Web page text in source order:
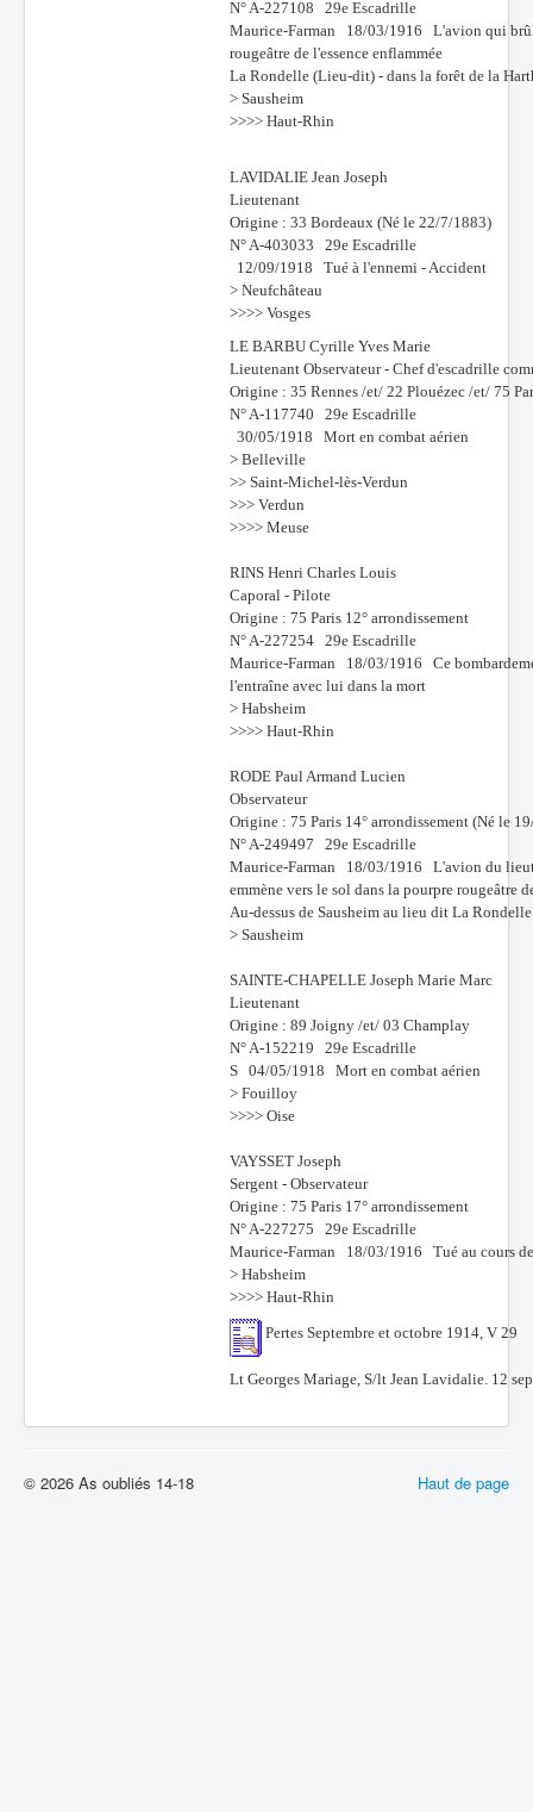
N° A-227108 29e Escadrille
Maurice-Farman 18/03/1916 L'avion qui
rougeâtre de l'essence enflammée
La Rondelle (Lieu-dit) - dans la forêt de la
> Sausheim
>>>> Haut-Rhin
LAVIDALIE Jean Joseph
Lieutenant
Origine : 33 Bordeaux (Né le 22/7/1883)
N° A-403033 29e Escadrille
12/09/1918 Tué à l'ennemi - Accident
> Neufchâteau
>>>> Vosges
LE BARBU Cyrille Yves Marie
Lieutenant Observateur - Chef d'escadrille
Origine : 35 Rennes /et/ 22 Plouézec /et/ 75
N° A-117740 29e Escadrille
30/05/1918 Mort en combat aérien
> Belleville
>> Saint-Michel-lès-Verdun
>>> Verdun
>>>> Meuse
RINS Henri Charles Louis
Caporal - Pilote
Origine : 75 Paris 12° arrondissement
N° A-227254 29e Escadrille
Maurice-Farman 18/03/1916 Ce
l'entraîne avec lui dans la mort
> Habsheim
>>>> Haut-Rhin
RODE Paul Armand Lucien
Observateur
Origine : 75 Paris 14° arrondissement (Né le
N° A-249497 29e Escadrille
Maurice-Farman 18/03/1916 L'avion du
emmène vers le sol dans la pourpre rougeâtre
Au-dessus de Sausheim au lieu dit La Rondelle
> Sausheim
SAINTE-CHAPELLE Joseph Marie Marc
Lieutenant
Origine : 89 Joigny /et/ 03 Champlay
N° A-152219 29e Escadrille
S 04/05/1918 Mort en combat aérien
> Fouilloy
>>>> Oise
VAYSSET Joseph
Sergent - Observateur
Origine : 75 Paris 17° arrondissement
N° A-227275 29e Escadrille
Maurice-Farman 18/03/1916 Tué au cours
> Habsheim
>>>> Haut-Rhin
Pertes Septembre et octobre 1914, V 29
Lt Georges Mariage, S/lt Jean Lavidalie. 12
Haut de page
© 2026 As oubliés 14-18